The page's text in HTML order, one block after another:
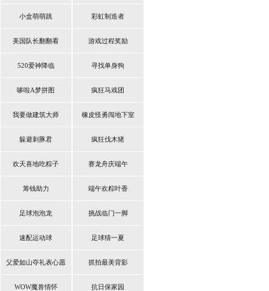
小盒萌萌跳 彩虹制造者
美国队长翻翻看 游戏过程奖励
520爱神降临 寻找单身狗
哆啦A梦拼图 疯狂马戏团
我要做建筑大师 橡皮怪勇闯地下室
躲避刺豚君 疯狂伐木猪
欢天喜地吃粽子 赛龙舟庆端午
筹钱助力 端午欢粽叶香
足球泡泡龙 挑战临门一脚
速配运动球 足球猜一夏
父爱如山夺礼表心愿 抓拍最美背影
WOW魔兽情怀 抗日保家园